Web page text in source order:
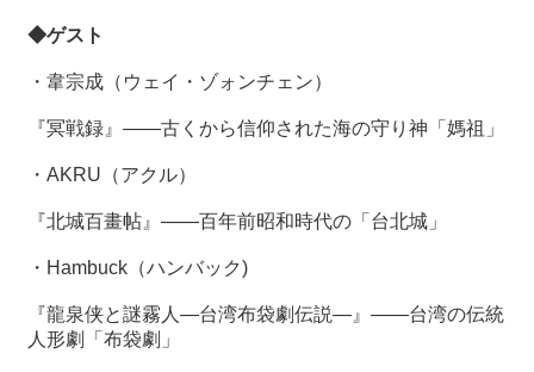
本
ン
ホ
◆ゲスト
・ 韋宗成 （ウェイ・ゾォンチェン）
『冥戦録』――古くから信仰された海の守り神「媽祖」
・ AKRU （アクル）
『北城百畫帖』――百年前昭和時代の「台北城」
・ Hambuck （ハンバック)
『龍泉侠と謎霧人―台湾布袋劇伝説―』――台湾の伝統
人形劇「布袋劇」